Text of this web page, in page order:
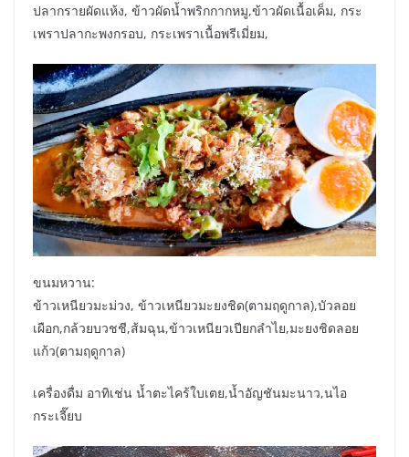
ปลากรายผัดแห้ง, ข้าวผัดน้ำพริกกากหมู,ข้าวผัดเนื้อเค็ม, กระ
เพราปลากะพงกรอบ, กระเพราเนื้อพรีเมี่ยม,
ขนมหวาน:
ข้าวเหนียวมะม่วง, ข้าวเหนียวมะยงชิด(ตามฤดูกาล),บัวลอย
เผือก,กล้วยบวชชี,ส้มฉุน,ข้าวเหนียวเปียกลำไย,มะยงชิดลอย
แก้ว(ตามฤดูกาล)
เครื่องดื่ม อาทิเช่น น้ำตะไคร้ใบเตย,น้ำอัญชันมะนาว,นไอ
กระเจี๊ยบ